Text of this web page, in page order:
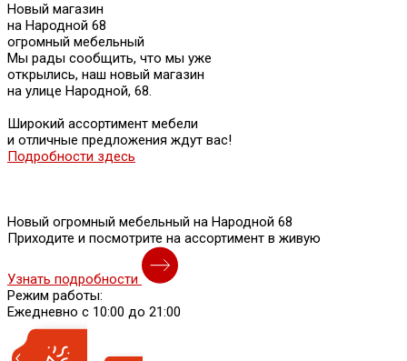
Новый магазин
на Народной 68
огромный мебельный
Мы рады сообщить, что мы уже
открылись, наш новый магазин
на улице Народной, 68.
Широкий ассортимент мебели
и отличные предложения ждут вас!
Подробности здесь
Новый огромный мебельный на Народной 68
Приходите и посмотрите на ассортимент в живую
Узнать подробности
Режим работы:
Ежедневно с 10:00 до 21:00